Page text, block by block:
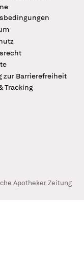
zur Barrierefreiheit
Tracking
Apotheker Zeitung